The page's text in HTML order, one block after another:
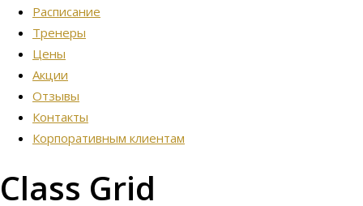
Расписание
Тренеры
Цены
Акции
Отзывы
Контакты
Корпоративным клиентам
Class Grid